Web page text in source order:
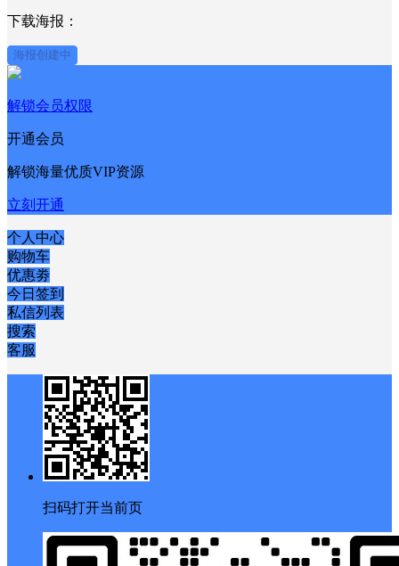
下载海报：
海报创建中
解锁会员权限
开通会员
解锁海量优质VIP资源
立刻开通
个人中心
购物车
优惠劵
今日签到
私信列表
搜索
客服
扫码打开当前页